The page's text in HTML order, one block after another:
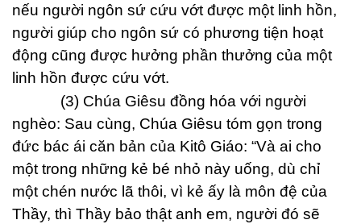
nếu người ngôn sứ cứu vớt được một linh hồn,
người giúp cho ngôn sứ có phương tiện hoạt
động cũng được hưởng phần thưởng của một
linh hồn được cứu vớt.
(3) Chúa Giêsu đồng hóa với người
nghèo: Sau cùng, Chúa Giêsu tóm gọn trong
đức bác ái căn bản của Kitô Giáo: “Và ai cho
một trong những kẻ bé nhỏ này uống, dù chỉ
một chén nước lã thôi, vì kẻ ấy là môn đệ của
Thầy, thì Thầy bảo thật anh em, người đó sẽ